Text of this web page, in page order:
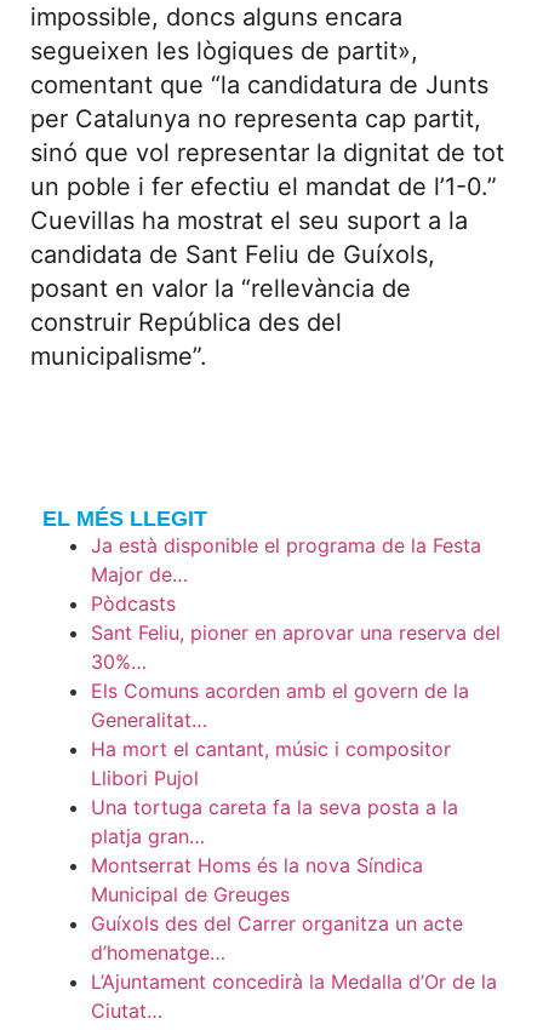
impossible, doncs alguns encara
segueixen les lògiques de partit»,
comentant que “la candidatura de Junts
per Catalunya no representa cap partit,
sinó que vol representar la dignitat de tot
un poble i fer efectiu el mandat de l’1-0.”
Cuevillas ha mostrat el seu suport a la
candidata de Sant Feliu de Guíxols,
posant en valor la “rellevància de
construir República des del
municipalisme”.
EL MÉS LLEGIT
Ja està disponible el programa de la Festa
Major de…
Pòdcasts
Sant Feliu, pioner en aprovar una reserva del
30%…
Els Comuns acorden amb el govern de la
Generalitat…
Ha mort el cantant, músic i compositor
Llibori Pujol
Una tortuga careta fa la seva posta a la
platja gran…
Montserrat Homs és la nova Síndica
Municipal de Greuges
Guíxols des del Carrer organitza un acte
d’homenatge…
L’Ajuntament concedirà la Medalla d’Or de la
Ciutat…